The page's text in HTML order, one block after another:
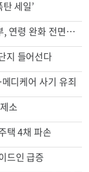
세일’
지 들어선다
디케어 사기 유죄
소
4채 파손